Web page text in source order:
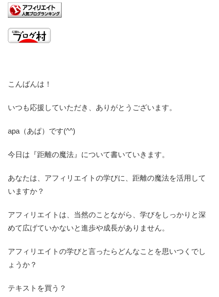
こんばんは！
いつも応援していただき、ありがとうございます。
apa（あぱ）です(^^)
今日は『距離の魔法』について書いていきます。
あなたは、アフィリエイトの学びに、距離の魔法を活用して
いますか？
アフィリエイトは、当然のことながら、学びをしっかりと深
めて広げていかないと進歩や成長がありません。
アフィリエイトの学びと言ったらどんなことを思いつくでし
ょうか？
テキストを買う？